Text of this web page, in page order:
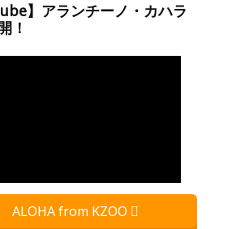
】アランチーノ・カハラ
！
ALOHA from KZOO